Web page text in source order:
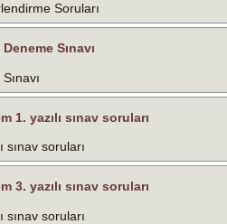
Soruları
Sınavı
1. yazılı sınav soruları
sınav soruları
3. yazılı sınav soruları
sınav soruları